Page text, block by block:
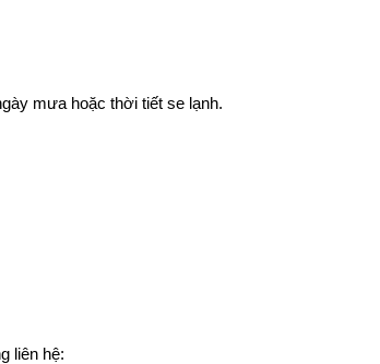
mưa hoặc thời tiết se lạnh.
liên hệ: